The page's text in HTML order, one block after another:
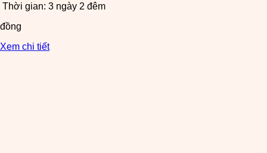
Thời gian: 3 ngày 2 đêm
đồng
Xem chi tiết